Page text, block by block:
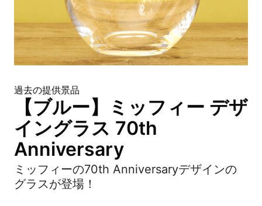
過去の提供景品
【ブルー】ミッフィー デザ
イングラス 70th
Anniversary
ミッフィーの70th Anniversaryデザインの
グラスが登場！